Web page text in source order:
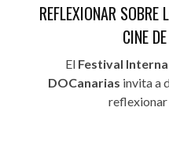
REFLEXIONAR
CINE
El Festival
DOCanarias invita a
reflexionar